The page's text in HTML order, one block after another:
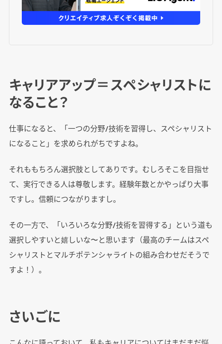
キャリアアップ＝スペシャリストに
なること？
仕事になると、「一つの分野/技術を習得し、スペシャリスト
になること」を求められがちですよね。
それももちろん選択肢としてありです。むしろそこを目指せ
て、実行できる人は尊敬します。経験年数とかやっぱり大事
ですし。信頼につながりますし。
その一方で、「いろいろな分野/技術を習得する」という道も
選択しやすいと嬉しいな〜と思います（最高のチームはスペ
シャリストとマルチポテンシャライトの組み合わせだそうで
すよ！）。
さいごに